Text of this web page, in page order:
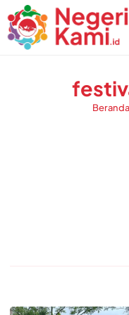
Beranda